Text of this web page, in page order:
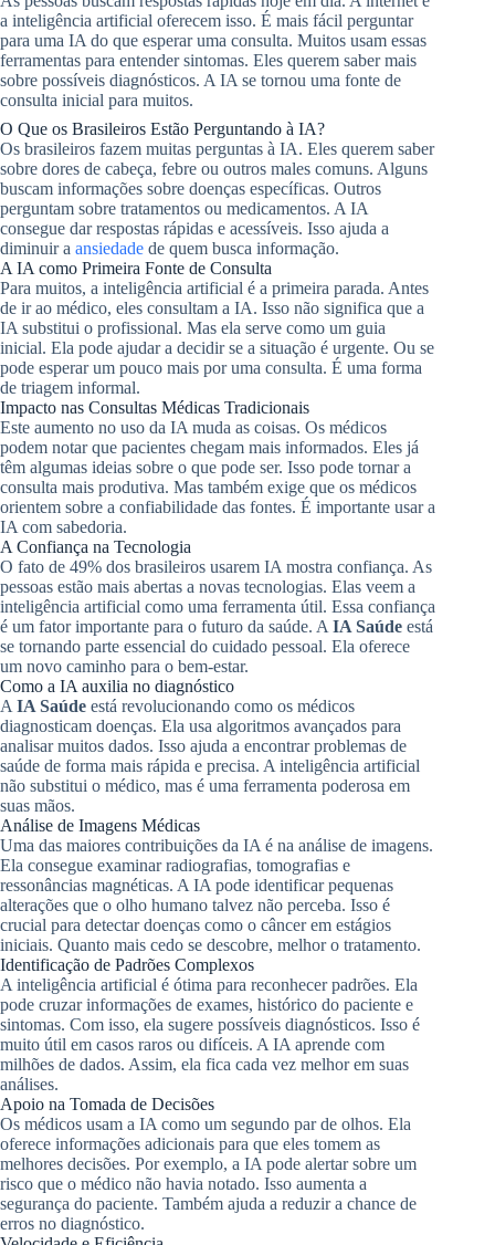
a inteligência artificial oferecem isso. É mais fácil perguntar
para uma IA do que esperar uma consulta. Muitos usam essas
ferramentas para entender sintomas. Eles querem saber mais
sobre possíveis diagnósticos. A IA se tornou uma fonte de
consulta inicial para muitos.
O Que os Brasileiros Estão Perguntando à IA?
Os brasileiros fazem muitas perguntas à IA. Eles querem saber
sobre dores de cabeça, febre ou outros males comuns. Alguns
buscam informações sobre doenças específicas. Outros
perguntam sobre tratamentos ou medicamentos. A IA
consegue dar respostas rápidas e acessíveis. Isso ajuda a
diminuir a ansiedade de quem busca informação.
A IA como Primeira Fonte de Consulta
Para muitos, a inteligência artificial é a primeira parada. Antes
de ir ao médico, eles consultam a IA. Isso não significa que a
IA substitui o profissional. Mas ela serve como um guia
inicial. Ela pode ajudar a decidir se a situação é urgente. Ou se
pode esperar um pouco mais por uma consulta. É uma forma
de triagem informal.
Impacto nas Consultas Médicas Tradicionais
Este aumento no uso da IA muda as coisas. Os médicos
podem notar que pacientes chegam mais informados. Eles já
têm algumas ideias sobre o que pode ser. Isso pode tornar a
consulta mais produtiva. Mas também exige que os médicos
orientem sobre a confiabilidade das fontes. É importante usar a
IA com sabedoria.
A Confiança na Tecnologia
O fato de 49% dos brasileiros usarem IA mostra confiança. As
pessoas estão mais abertas a novas tecnologias. Elas veem a
inteligência artificial como uma ferramenta útil. Essa confiança
é um fator importante para o futuro da saúde. A IA Saúde está
se tornando parte essencial do cuidado pessoal. Ela oferece
um novo caminho para o bem-estar.
Como a IA auxilia no diagnóstico
A IA Saúde está revolucionando como os médicos
diagnosticam doenças. Ela usa algoritmos avançados para
analisar muitos dados. Isso ajuda a encontrar problemas de
saúde de forma mais rápida e precisa. A inteligência artificial
não substitui o médico, mas é uma ferramenta poderosa em
suas mãos.
Análise de Imagens Médicas
Uma das maiores contribuições da IA é na análise de imagens.
Ela consegue examinar radiografias, tomografias e
ressonâncias magnéticas. A IA pode identificar pequenas
alterações que o olho humano talvez não perceba. Isso é
crucial para detectar doenças como o câncer em estágios
iniciais. Quanto mais cedo se descobre, melhor o tratamento.
Identificação de Padrões Complexos
A inteligência artificial é ótima para reconhecer padrões. Ela
pode cruzar informações de exames, histórico do paciente e
sintomas. Com isso, ela sugere possíveis diagnósticos. Isso é
muito útil em casos raros ou difíceis. A IA aprende com
milhões de dados. Assim, ela fica cada vez melhor em suas
análises.
Apoio na Tomada de Decisões
Os médicos usam a IA como um segundo par de olhos. Ela
oferece informações adicionais para que eles tomem as
melhores decisões. Por exemplo, a IA pode alertar sobre um
risco que o médico não havia notado. Isso aumenta a
segurança do paciente. Também ajuda a reduzir a chance de
erros no diagnóstico.